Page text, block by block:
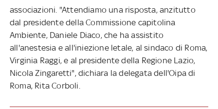
associazioni. "Attendiamo una risposta, anzitutto
dal presidente della Commissione capitolina
Ambiente, Daniele Diaco, che ha assistito
all'anestesia e all'iniezione letale, al sindaco di Roma,
Virginia Raggi, e al presidente della Regione Lazio,
Nicola Zingaretti", dichiara la delegata dell'Oipa di
Roma, Rita Corboli.